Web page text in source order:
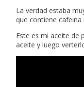
La verdad estaba
que contiene
Este es mi aceite de
aceite y luego